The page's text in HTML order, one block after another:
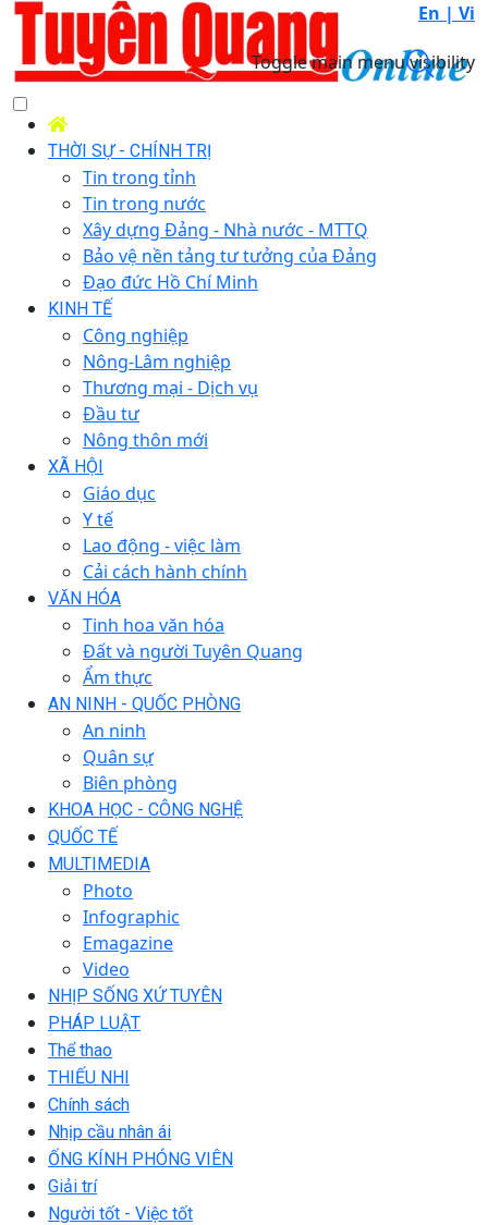
En | Vi
Toggle main menu visibility
THỜI SỰ - CHÍNH TRỊ
Tin trong tỉnh
Tin trong nước
Xây dựng Đảng - Nhà nước - MTTQ
Bảo vệ nền tảng tư tưởng của Đảng
Đạo đức Hồ Chí Minh
KINH TẾ
Công nghiệp
Nông-Lâm nghiệp
Thương mại - Dịch vụ
Đầu tư
Nông thôn mới
XÃ HỘI
Giáo dục
Y tế
Lao động - việc làm
Cải cách hành chính
VĂN HÓA
Tinh hoa văn hóa
Đất và người Tuyên Quang
Ẩm thực
AN NINH - QUỐC PHÒNG
An ninh
Quân sự
Biên phòng
KHOA HỌC - CÔNG NGHỆ
QUỐC TẾ
MULTIMEDIA
Photo
Infographic
Emagazine
Video
NHỊP SỐNG XỨ TUYÊN
PHÁP LUẬT
Thể thao
THIẾU NHI
Chính sách
Nhịp cầu nhân ái
ỐNG KÍNH PHÓNG VIÊN
Giải trí
Người tốt - Việc tốt